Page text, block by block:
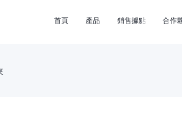
首頁 產品 銷售據點 合作